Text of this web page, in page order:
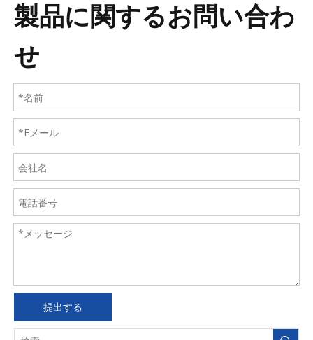
製品に関するお問い合わ
せ
提出する